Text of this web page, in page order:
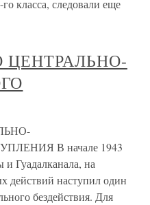
класса, следовали еще
ЦЕНТРАЛЬНО-
В начале 1943
и Гуадалканала, на
действий наступил один
бездействия. Для